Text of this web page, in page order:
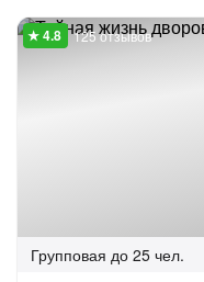
125 отзывов
Групповая до 25 чел.